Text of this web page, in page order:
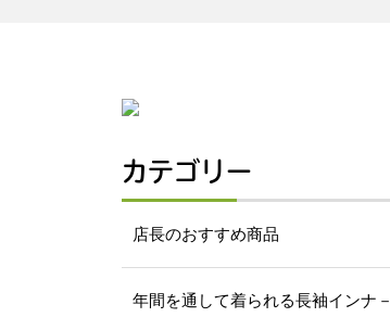
カテゴリー
店長のおすすめ商品
年間を通して着られる長袖インナ－